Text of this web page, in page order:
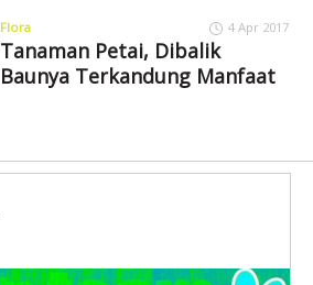
Flora 4 Apr 2017
Tanaman Petai, Dibalik
Baunya Terkandung Manfaat